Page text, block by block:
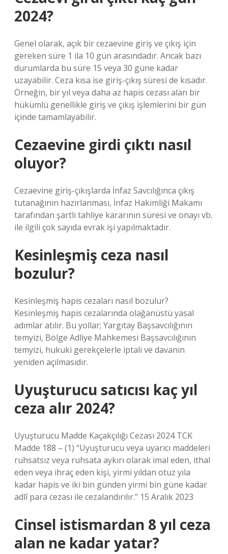
2024?
Genel olarak, açık bir cezaevine giriş ve çıkış için
gereken süre 1 ila 10 gün arasındadır. Ancak bazı
durumlarda bu süre 15 veya 30 güne kadar
uzayabilir. Ceza kısa ise giriş-çıkış süresi de kısadır.
Örneğin, bir yıl veya daha az hapis cezası alan bir
hükümlü genellikle giriş ve çıkış işlemlerini bir gün
içinde tamamlayabilir.
Cezaevine girdi çıktı nasıl
oluyor?
Cezaevine giriş-çıkışlarda İnfaz Savcılığınca çıkış
tutanağının hazırlanması, İnfaz Hakimliği Makamı
tarafından şartlı tahliye kararının süresi ve onayı vb.
ile ilgili çok sayıda evrak işi yapılmaktadır.
Kesinleşmiş ceza nasıl
bozulur?
Kesinleşmiş hapis cezaları nasıl bozulur?
Kesinleşmiş hapis cezalarında olağanüstü yasal
adımlar atılır. Bu yollar; Yargıtay Başsavcılığının
temyizi, Bölge Adliye Mahkemesi Başsavcılığının
temyizi, hukuki gerekçelerle iptali ve davanın
yeniden açılmasıdır.
Uyuşturucu satıcısı kaç yıl
ceza alır 2024?
Uyuşturucu Madde Kaçakçılığı Cezası 2024 TCK
Madde 188 – (1) “Uyuşturucu veya uyarıcı maddeleri
ruhsatsız veya ruhsata aykırı olarak imal eden, ithal
eden veya ihraç eden kişi, yirmi yıldan otuz yıla
kadar hapis ve iki bin günden yirmi bin güne kadar
adlî para cezası ile cezalandırılır.” 15 Aralık 2023
Cinsel istismardan 8 yıl ceza
alan ne kadar yatar?